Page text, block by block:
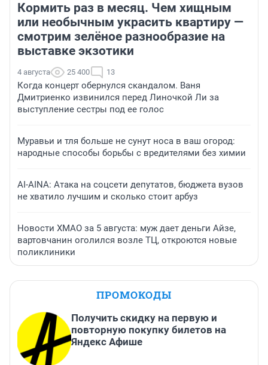
Кормить раз в месяц. Чем хищным
или необычным украсить квартиру —
смотрим зелёное разнообразие на
выставке экзотики
4 августа 25 400 13
Когда концерт обернулся скандалом. Ваня
Дмитриенко извинился перед Линочкой Ли за
выступление сестры под ее голос
Муравьи и тля больше не сунут носа в ваш огород:
народные способы борьбы с вредителями без химии
AI-AINA: Атака на соцсети депутатов, бюджета вузов
не хватило лучшим и сколько стоит арбуз
Новости ХМАО за 5 августа: муж дает деньги Айзе,
вартовчанин оголился возле ТЦ, откроются новые
поликлиники
ПРОМОКОДЫ
Получить скидку на первую и
повторную покупку билетов на
Яндекс Афише